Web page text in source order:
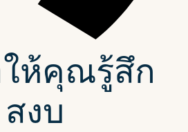
ห้คุณรู้สึก
งบ